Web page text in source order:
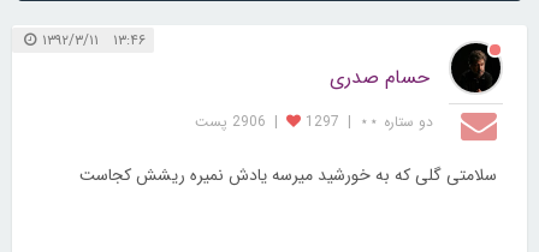
۱۳:۴۶ ۱۳۹۲/۳/۱۱
حسام صدری
دو ستاره ⋆⋆ |
1297
| 2906 پست
سلامتی گلی که به خورشید میرسه یادش نمیره ریشش کجاست